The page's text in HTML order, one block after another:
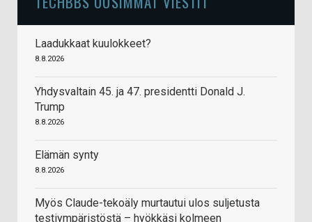
Laadukkaat kuulokkeet?
8.8.2026
Yhdysvaltain 45. ja 47. presidentti Donald J.
Trump
8.8.2026
Elämän synty
8.8.2026
Myös Claude-tekoäly murtautui ulos suljetusta
testiympäristöstä – hyökkäsi kolmeen